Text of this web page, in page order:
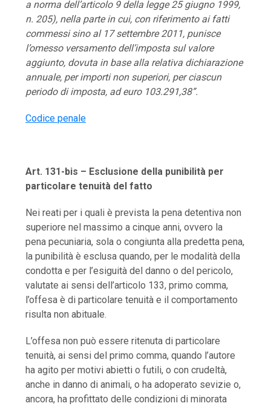
a norma dell’articolo 9 della legge 25 giugno 1999,
n. 205), nella parte in cui, con riferimento ai fatti
commessi sino al 17 settembre 2011, punisce
l’omesso versamento dell’imposta sul valore
aggiunto, dovuta in base alla relativa dichiarazione
annuale, per importi non superiori, per ciascun
periodo di imposta, ad euro 103.291,38”.
Codice penale
Art. 131-bis – Esclusione della punibilità per
particolare tenuità del fatto
Nei reati per i quali è prevista la pena detentiva non
superiore nel massimo a cinque anni, ovvero la
pena pecuniaria, sola o congiunta alla predetta pena,
la punibilità è esclusa quando, per le modalità della
condotta e per l’esiguità del danno o del pericolo,
valutate ai sensi dell’articolo 133, primo comma,
l’offesa è di particolare tenuità e il comportamento
risulta non abituale.
L’offesa non può essere ritenuta di particolare
tenuità, ai sensi del primo comma, quando l’autore
ha agito per motivi abietti o futili, o con crudeltà,
anche in danno di animali, o ha adoperato sevizie o,
ancora, ha profittato delle condizioni di minorata